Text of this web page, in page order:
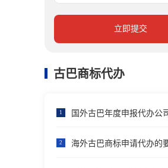
立即提交
古巴商标代办
1 国外古巴年度申报代办公
2 海外古巴商标申请代办的